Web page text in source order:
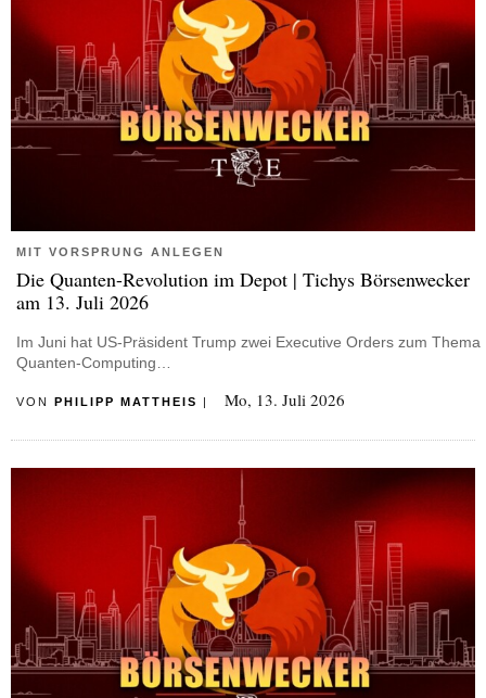
MIT VORSPRUNG ANLEGEN
Die Quanten-Revolution im Depot | Tichys Börsenwecker
am 13. Juli 2026
Im Juni hat US-Präsident Trump zwei Executive Orders zum Thema
Quanten-Computing…
VON PHILIPP MATTHEIS | Mo, 13. Juli 2026